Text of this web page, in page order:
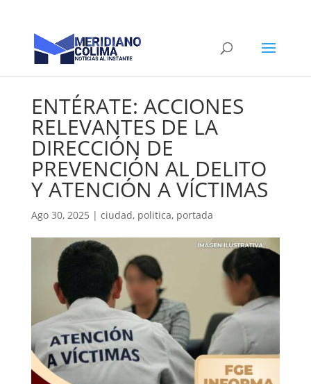
ENTÉRATE: ACCIONES
RELEVANTES DE LA
DIRECCIÓN DE
PREVENCIÓN AL DELITO
Y ATENCIÓN A VÍCTIMAS
Ago 30, 2025 | ciudad, politica, portada